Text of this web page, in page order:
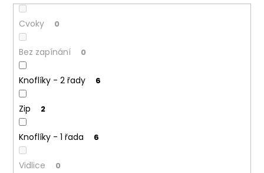
Cvoky 0
Bez zapínání 0
Knoflíky - 2 řady 6
Zip 2
Knoflíky - 1 řada 6
Vidlice 0